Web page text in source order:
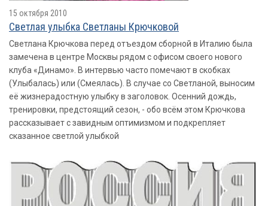
15 октября 2010
Светлая улыбка Светланы Крючковой
Светлана Крючкова перед отъездом сборной в Италию была
замечена в центре Москвы рядом с офисом своего нового
клуба «Динамо». В интервью часто помечают в скобках
(Улыбалась) или (Смеялась). В случае со Светланой, выносим
её жизнерадостную улыбку в заголовок. Осенний дождь,
тренировки, предстоящий сезон, - обо всём этом Крючкова
рассказывает с завидным оптимизмом и подкрепляет
сказанное светлой улыбкой